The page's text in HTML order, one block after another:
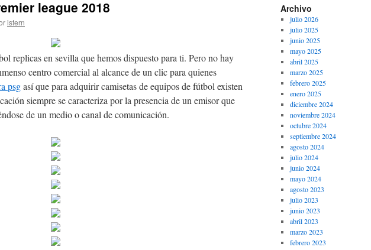
league 2018
istern
replicas en sevilla que hemos dispuesto para ti. Pero no hay
centro comercial al alcance de un clic para quienes
psgasí que para adquirir camisetas de equipos de fútbol existen
siempre se caracteriza por la presencia de un emisor que
de un medio o canal de comunicación.
Archivo
julio 2026
julio 2025
junio 2025
mayo 2025
abril 2025
marzo 2025
febrero 2025
enero 2025
diciembre 2024
noviembre 2024
octubre 2024
septiembre 2024
agosto 2024
julio 2024
junio 2024
mayo 2024
agosto 2023
julio 2023
junio 2023
abril 2023
marzo 2023
febrero 2023